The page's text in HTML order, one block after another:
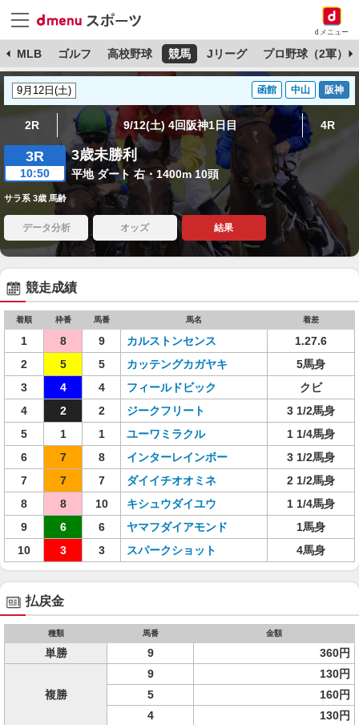
dメニュー
MLB ゴルフ 高校野球 競馬 Jリーグ プロ野球（2軍）
函館 中山 阪神
2R 9/12(土) 4回阪神1日目 4R
3R
10:50
3歳未勝利
平地 ダート 右・1400m 10頭
サラ系 3歳 馬齢
データ分析 オッズ 結果
競走成績
着順 枠番 馬番 馬名 着差
1 8 9 カルストンセンス
1.27.6
2
5 5 カッテングカガヤキ
5馬身
3
4 4 フィールドビック
クビ
4
2 2 ジークフリート
3 1/2馬身
5
1 1 ユーワミラクル
1 1/4馬身
6
7 8 インターレインボー
3 1/2馬身
7
7 7 ダイイチオオミネ
2 1/2馬身
8
8 10 キシュウダイユウ
1 1/4馬身
9
6 6 ヤマフダイアモンド
1馬身
10
3 3 スパークショット 4馬身
払戻金
種類 馬番 金額
単勝 9 360円
複勝
9
130円
5
160円
4
130円